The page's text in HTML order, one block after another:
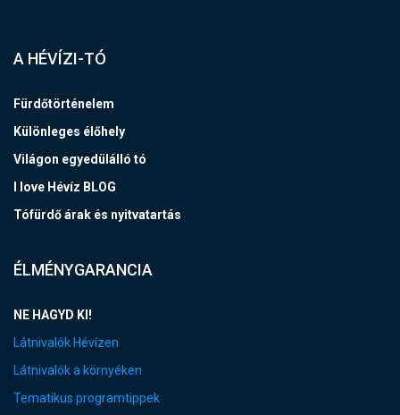
A HÉVÍZI-TÓ
Fürdőtörténelem
Különleges élőhely
Világon egyedülálló tó
I love Hévíz BLOG
Tófürdő árak és nyitvatartás
ÉLMÉNYGARANCIA
NE HAGYD KI!
Látnivalók Hévízen
Látnivalók a környéken
Tematikus programtippek